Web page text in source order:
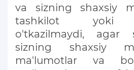
va sizning shaxsiy
tashkilot yoki
o'tkazilmaydi, agar
sizning shaxsiy
ma'lumotlar va